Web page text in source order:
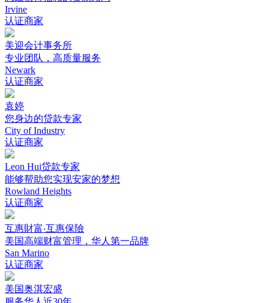
Irvine
认证商家
美迎会计事务所
专业团队，高质量服务
Newark
认证商家
袁婷
您身边的贷款专家
City of Industry
认证商家
Leon Hui贷款专家
能够帮助您实现安家的梦想
Rowland Heights
认证商家
互惠財富‧互惠保險
美国高端财富管理，华人第一品牌
San Marino
认证商家
美国奥淇宏盛